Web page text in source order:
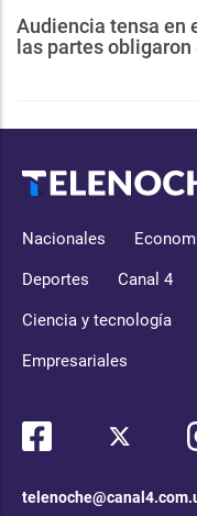
Audiencia tensa en
las partes
Nacionales
Deportes Canal 4
Ciencia y tecnología
Empresariales